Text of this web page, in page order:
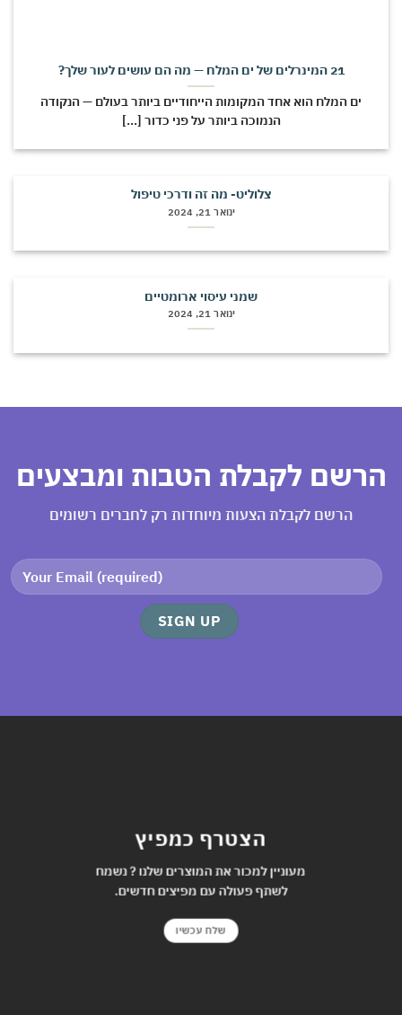
ים המלח הוא אחד המקומות הייחודיים ביותר בעולם — הנקודה
הנמוכה ביותר על פני כדור [...]
צלוליט- מה זה ודרכי טיפול
שמני עיסוי ארומטיים
לקבלת הטבות ומבצעים
הרשם לקבלת הצעות מיוחדות רק לחברים רשומים
הצטרף כמפיץ
מעוניין למכור את המוצרים שלנו ? נשמח
לשתף פעולה עם מפיצים חדשים.
שלח עכשיו